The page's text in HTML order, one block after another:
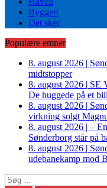
Byggeri
Det sker
Populære emner
8. august 2026 |
midtstopper
8. august 2026 | SE
De huggede på et
8. august 2026 |
virkning solgt
8. august 2026 | –
Sønderborg står på
8. august 2026 |
udebanekamp mod
Søg